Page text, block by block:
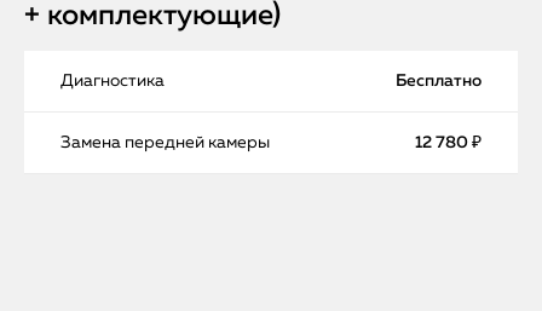
+ комплектующие)
Диагностика Бесплатно
Замена передней камеры 12 780 ₽